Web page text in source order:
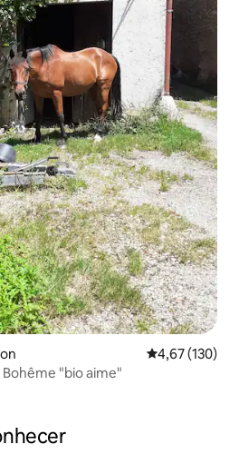
4,67 de uma
4,67 (130)
"bio aime"